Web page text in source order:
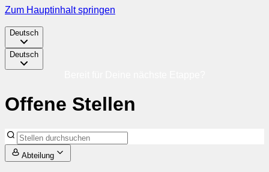
Zum Hauptinhalt springen
Deutsch
Deutsch
Offene Stellen
Abteilung